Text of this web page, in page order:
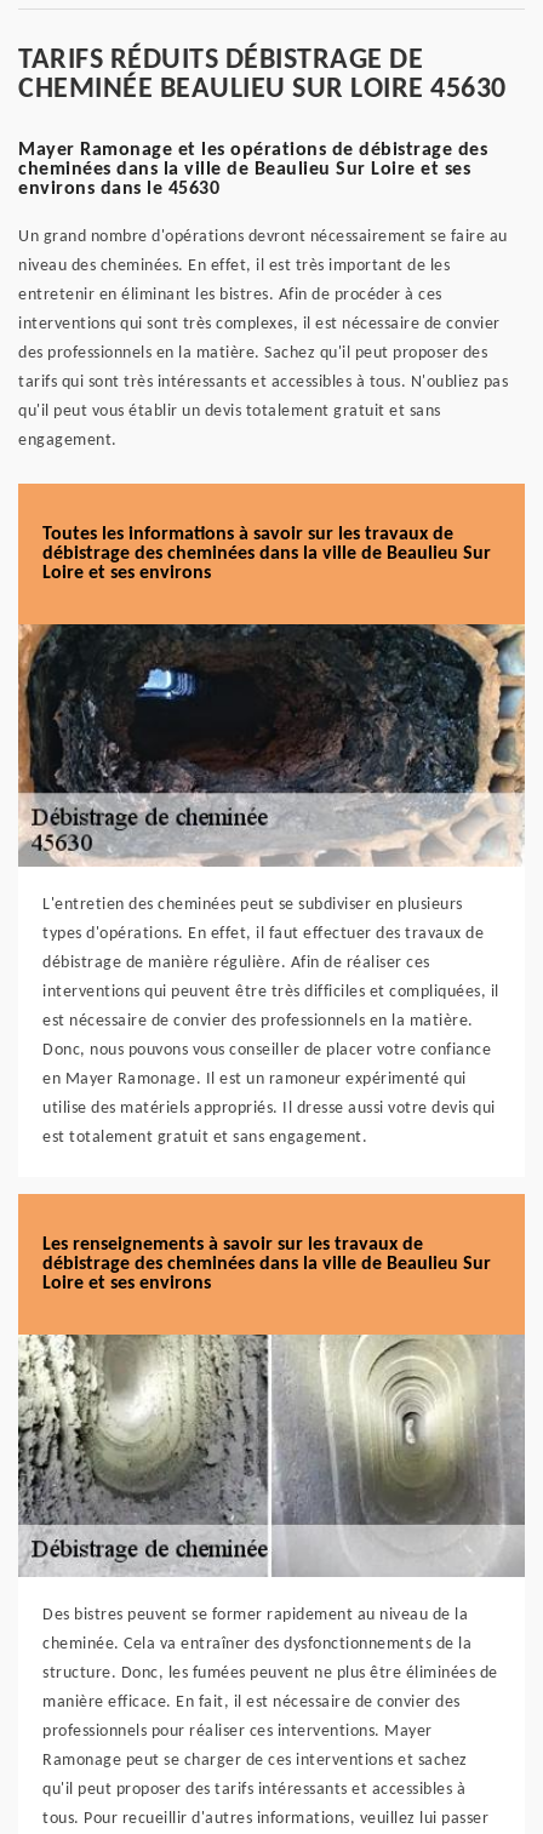
TARIFS RÉDUITS DÉBISTRAGE DE
CHEMINÉE BEAULIEU SUR LOIRE 45630
Mayer Ramonage et les opérations de débistrage des
cheminées dans la ville de Beaulieu Sur Loire et ses
environs dans le 45630
Un grand nombre d'opérations devront nécessairement se faire au
niveau des cheminées. En effet, il est très important de les
entretenir en éliminant les bistres. Afin de procéder à ces
interventions qui sont très complexes, il est nécessaire de convier
des professionnels en la matière. Sachez qu'il peut proposer des
tarifs qui sont très intéressants et accessibles à tous. N'oubliez pas
qu'il peut vous établir un devis totalement gratuit et sans
engagement.
Toutes les informations à savoir sur les travaux de
débistrage des cheminées dans la ville de Beaulieu Sur
Loire et ses environs
L'entretien des cheminées peut se subdiviser en plusieurs
types d'opérations. En effet, il faut effectuer des travaux de
débistrage de manière régulière. Afin de réaliser ces
interventions qui peuvent être très difficiles et compliquées, il
est nécessaire de convier des professionnels en la matière.
Donc, nous pouvons vous conseiller de placer votre confiance
en Mayer Ramonage. Il est un ramoneur expérimenté qui
utilise des matériels appropriés. Il dresse aussi votre devis qui
est totalement gratuit et sans engagement.
Les renseignements à savoir sur les travaux de
débistrage des cheminées dans la ville de Beaulieu Sur
Loire et ses environs
Des bistres peuvent se former rapidement au niveau de la
cheminée. Cela va entraîner des dysfonctionnements de la
structure. Donc, les fumées peuvent ne plus être éliminées de
manière efficace. En fait, il est nécessaire de convier des
professionnels pour réaliser ces interventions. Mayer
Ramonage peut se charger de ces interventions et sachez
qu'il peut proposer des tarifs intéressants et accessibles à
tous. Pour recueillir d'autres informations, veuillez lui passer